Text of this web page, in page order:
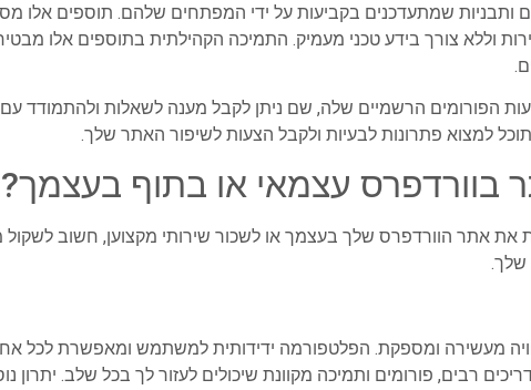
ותבניות שמתעדכנים בקביעות על ידי המפתחים שלהם. תוספים אלו
וללא צורך בידע טכני מעמיק. התמיכה הקהילתית בתוספים אלו
הפורומים הרשמיים שלה, שם ניתן לקבל מענה לשאלות ולהתמודד עם
למצוא פתרונות לבעיות ולקבל הצעות לשיפור האתר שלך.
בוורדפרס עצמאי או בתוף בעצמך?
אתר הוורדפרס שלך בעצמך או לשכור שירותי מקצוען, חשוב
שלך.
מעשירה ומספקת. הפלטפורמה ידידותית למשתמש ומאפשרת לכל
רבים, פורומים ותמיכה מקוונת שיכולים לעזור לך בכל שלב.